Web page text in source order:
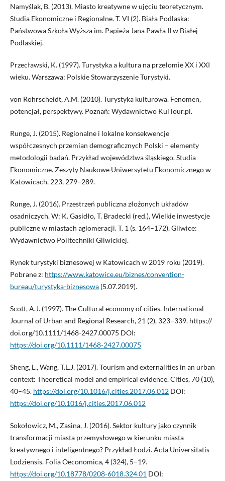
Namyślak, B. (2013). Miasto kreatywne w ujęciu teoretycznym.
Studia Ekonomiczne i Regionalne. T. VI (2). Biała Podlaska:
Państwowa Szkoła Wyższa im. Papieża Jana Pawła II w Białej
Podlaskiej.
Przecławski, K. (1997). Turystyka a kultura na przełomie XX i XXI
wieku. Warszawa: Polskie Stowarzyszenie Turystyki.
von Rohrscheidt, A.M. (2010). Turystyka kulturowa. Fenomen,
potencjał, perspektywy. Poznań: Wydawnictwo KulTour.pl.
Runge, J. (2015). Regionalne i lokalne konsekwencje
współczesnych przemian demograficznych Polski – elementy
metodologii badań. Przykład województwa śląskiego. Studia
Ekonomiczne. Zeszyty Naukowe Uniwersytetu Ekonomicznego w
Katowicach, 223, 279–289.
Runge, J. (2016). Przestrzeń publiczna złożonych układów
osadniczych. W: K. Gasidło, T. Bradecki (red.), Wielkie inwestycje
publiczne w miastach aglomeracji. T. 1 (s. 164–172). Gliwice:
Wydawnictwo Politechniki Gliwickiej.
Rynek turystyki biznesowej w Katowicach w 2019 roku (2019).
Pobrane z: https://www.katowice.eu/biznes/convention-
bureau/turystyka-biznesowa(5.07.2019).
Scott, A.J. (1997). The Cultural economy of cities. International
Journal of Urban and Regional Research, 21 (2), 323–339. https://
doi.org/10.1111/1468-2427.00075 DOI:
https://doi.org/10.1111/1468-2427.00075
Sheng, L., Wang, T.L.J. (2017). Tourism and externalities in an urban
context: Theoretical model and empirical evidence. Cities, 70 (10),
40–45. https://doi.org/10.1016/j.cities.2017.06.012DOI:
https://doi.org/10.1016/j.cities.2017.06.012
Sokołowicz, M., Zasina, J. (2016). Sektor kultury jako czynnik
transformacji miasta przemysłowego w kierunku miasta
kreatywnego i inteligentnego? Przykład Łodzi. Acta Universitatis
Lodziensis. Folia Oeconomica, 4 (324), 5–19.
https://doi.org/10.18778/0208-6018.324.01 DOI: